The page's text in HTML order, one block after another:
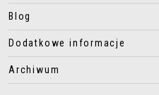
Blog
Dodatkowe informacje
Archiwum